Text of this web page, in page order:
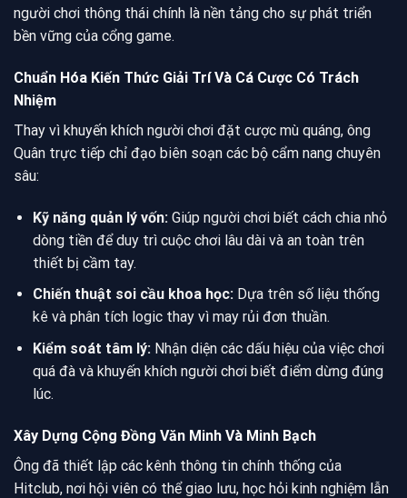
người chơi thông thái chính là nền tảng cho sự phát triển
bền vững của cổng game.
Chuẩn Hóa Kiến Thức Giải Trí Và Cá Cược Có Trách
Nhiệm
Thay vì khuyến khích người chơi đặt cược mù quáng, ông
Quân trực tiếp chỉ đạo biên soạn các bộ cẩm nang chuyên
sâu:
Kỹ năng quản lý vốn:Giúp người chơi biết cách chia nhỏ
dòng tiền để duy trì cuộc chơi lâu dài và an toàn trên
thiết bị cầm tay.
Chiến thuật soi cầu khoa học:Dựa trên số liệu thống
kê và phân tích logic thay vì may rủi đơn thuần.
Kiểm soát tâm lý:Nhận diện các dấu hiệu của việc chơi
quá đà và khuyến khích người chơi biết điểm dừng đúng
lúc.
Xây Dựng Cộng Đồng Văn Minh Và Minh Bạch
Ông đã thiết lập các kênh thông tin chính thống của
Hitclub, nơi hội viên có thể giao lưu, học hỏi kinh nghiệm lẫn